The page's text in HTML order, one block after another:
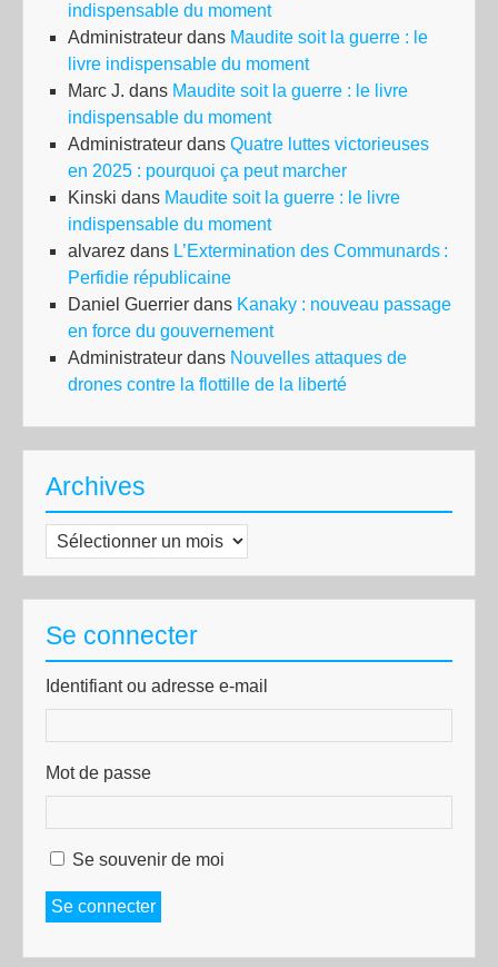
indispensable du moment
Administrateur dans Maudite soit la guerre : le
livre indispensable du moment
Marc J. dans Maudite soit la guerre : le livre
indispensable du moment
Administrateur dans Quatre luttes victorieuses
en 2025 : pourquoi ça peut marcher
Kinski dans Maudite soit la guerre : le livre
indispensable du moment
alvarez dans L’Extermination des Communards :
Perfidie républicaine
Daniel Guerrier dans Kanaky : nouveau passage
en force du gouvernement
Administrateur dans Nouvelles attaques de
drones contre la flottille de la liberté
Archives
Archives
Se connecter
Identifiant ou adresse e-mail
Mot de passe
Se souvenir de moi
Se connecter